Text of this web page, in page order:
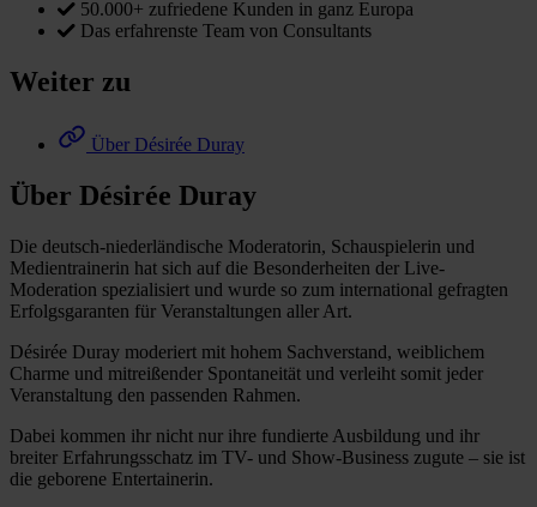
50.000+ zufriedene Kunden in ganz Europa
Das erfahrenste Team von Consultants
Weiter zu
Über Désirée Duray
Über Désirée Duray
Die deutsch-niederländische Moderatorin, Schauspielerin und
Medientrainerin hat sich auf die Besonderheiten der Live-
Moderation spezialisiert und wurde so zum international gefragten
Erfolgsgaranten für Veranstaltungen aller Art.
Désirée Duray moderiert mit hohem Sachverstand, weiblichem
Charme und mitreißender Spontaneität und verleiht somit jeder
Veranstaltung den passenden Rahmen.
Dabei kommen ihr nicht nur ihre fundierte Ausbildung und ihr
breiter Erfahrungsschatz im TV- und Show-Business zugute – sie ist
die geborene Entertainerin.